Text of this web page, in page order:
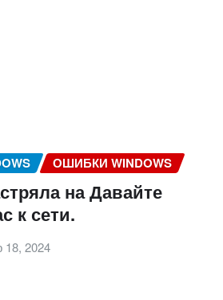
ОШИБКИ WINDOWS
на Давайте
к сети.
18, 2024